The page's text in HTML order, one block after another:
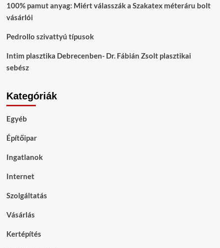
100% pamut anyag: Miért válasszák a Szakatex méteráru bolt
vásárlói
Pedrollo szivattyú típusok
Intim plasztika Debrecenben- Dr. Fábián Zsolt plasztikai
sebész
Kategóriák
Egyéb
Építőipar
Ingatlanok
Internet
Szolgáltatás
Vásárlás
Kertépítés